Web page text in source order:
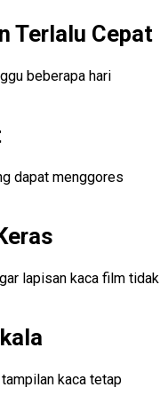
Terlalu Cepat
beberapa hari
dapat menggores
lapisan kaca film tidak
kaca tetap